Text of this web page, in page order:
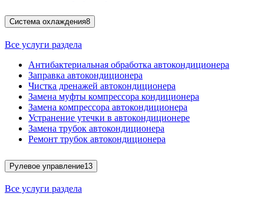
Система охлаждения8
Все услуги раздела
Антибактериальная обработка автокондиционера
Заправка автокондиционера
Чистка дренажей автокондиционера
Замена муфты компрессора кондиционера
Замена компрессора автокондиционера
Устранение утечки в автокондиционере
Замена трубок автокондиционера
Ремонт трубок автокондиционера
Рулевое управление13
Все услуги раздела